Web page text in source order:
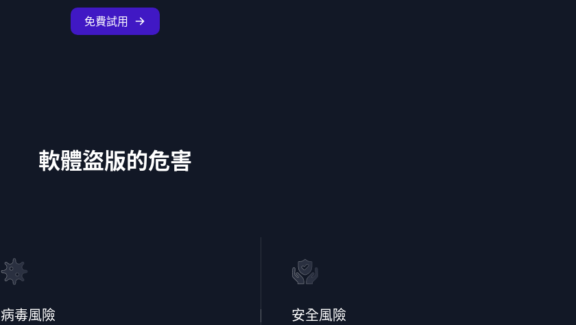
免費試用
軟體盜版的危害
病毒風險 安全風險